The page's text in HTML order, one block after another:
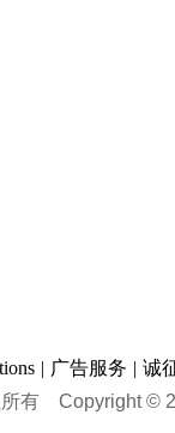
| 广告服务 | 诚
有 Copyright ©